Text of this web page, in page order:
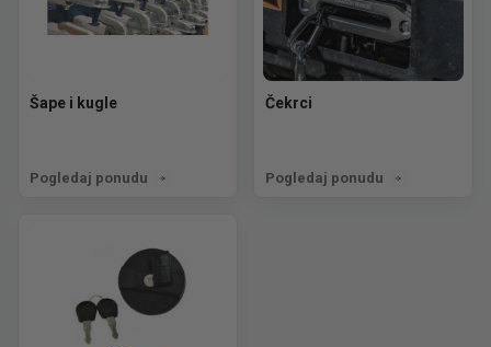
Šape i kugle
Pogledaj ponudu
Čekrci
Pogledaj ponudu